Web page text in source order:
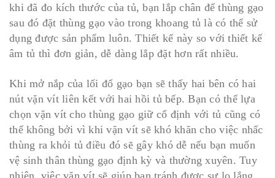
khi đã đo kích thước của tủ, bạn lắp chân để thùng gạo
sau đó đặt thùng gạo vào trong khoang tủ là có thể sử
dụng được sản phẩm luôn. Thiết kế này so với thiết kế
âm tủ thì đơn giản, dễ dàng lắp đặt hơn rất nhiều.
Khi mở nắp của lối đổ gạo bạn sẽ thấy hai bên có hai
nút vặn vít liên kết với hai hồi tủ bếp. Bạn có thể lựa
chọn vặn vít cho thùng gạo giữ cố định với tủ cũng có
thể không bởi vì khi vặn vít sẽ khó khăn cho việc nhấc
thùng ra khỏi tủ điều đó sẽ gây khó dễ nếu bạn muốn
vệ sinh thân thùng gạo định kỳ và thường xuyên. Tuy
nhiên, việc vặn vít sẽ giúp bạn tránh được sự lo lắng